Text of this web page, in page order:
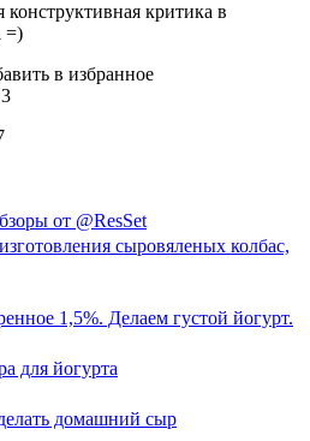
конструктивная критика в
=)
в избранное
от @ResSet
сыровяленых колбас,
1,5%. Делаем густой йогурт.
для йогурта
домашний сыр